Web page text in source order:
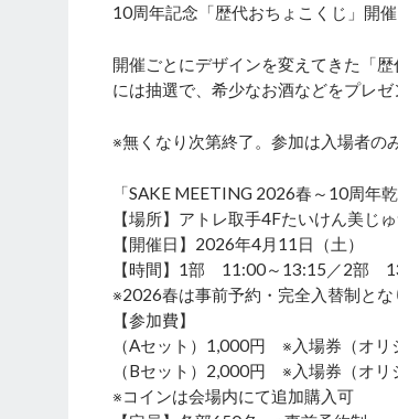
10周年記念「歴代おちょこくじ」開催
開催ごとにデザインを変えてきた「
には抽選で、希少なお酒などをプレゼ
※無くなり次第終了。参加は入場者の
「SAKE MEETING 2026春～10周年乾
【場所】アトレ取手4Fたいけん美じゅ
【開催日】2026年4月11日（土）
【時間】1部 11:00～13:15／2部
※2026春は事前予約・完全入替制とな
【参加費】
（Aセット）1,000円 ※入場券（オリ
（Bセット）2,000円 ※入場券（オリ
※コインは会場内にて追加購入可